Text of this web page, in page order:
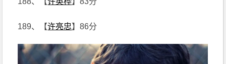
189、【许亮忠】86分